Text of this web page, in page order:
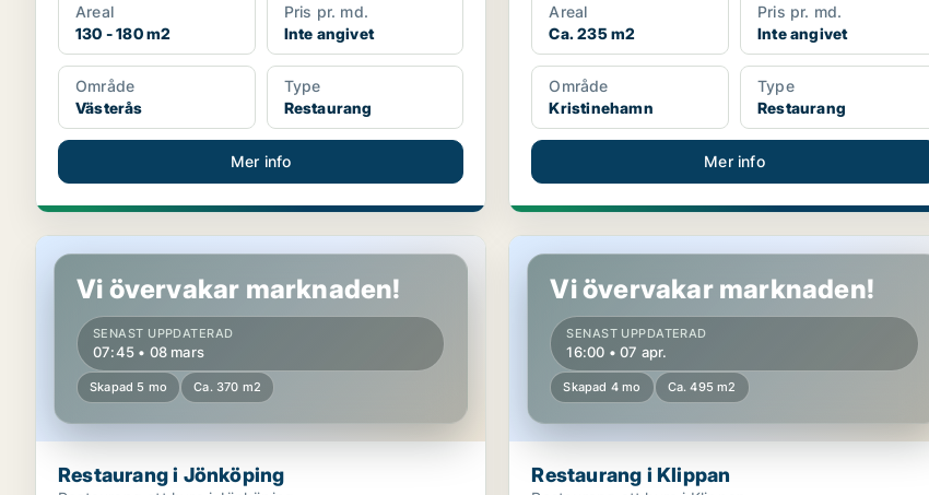
Areal
130 - 180 m2
Pris pr. md.
Inte angivet
Område
Västerås
Type
Restaurang
Mer info
Areal
Ca. 235 m2
Pris pr. md.
Inte angivet
Område
Kristinehamn
Type
Restaurang
Mer info
Restaurang i Jönköping
Vi övervakar marknaden!
SENAST UPPDATERAD
07:45 • 08 mars
Skapad 5 mo Ca. 370 m2
Restaurang i Jönköping
Restaurang i Klippan
Vi övervakar marknaden!
SENAST UPPDATERAD
16:00 • 07 apr.
Skapad 4 mo Ca. 495 m2
Restaurang i Klippan